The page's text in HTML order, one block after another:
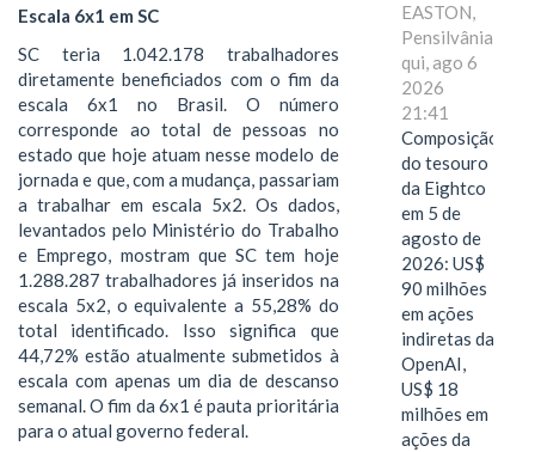
Escala 6x1 em SC
SC teria 1.042.178 trabalhadores
diretamente beneficiados com o fim da
escala 6x1 no Brasil. O número
corresponde ao total de pessoas no
estado que hoje atuam nesse modelo de
jornada e que, com a mudança, passariam
a trabalhar em escala 5x2. Os dados,
levantados pelo Ministério do Trabalho
e Emprego, mostram que SC tem hoje
1.288.287 trabalhadores já inseridos na
escala 5x2, o equivalente a 55,28% do
total identificado. Isso significa que
44,72% estão atualmente submetidos à
escala com apenas um dia de descanso
semanal. O fim da 6x1 é pauta prioritária
para o atual governo federal.
EASTON,
Pensilvânia,
qui, ago 6
2026
21:41
Composição
do tesouro
da Eightco
em 5 de
agosto de
2026: US$
90 milhões
em ações
indiretas da
OpenAI,
US$ 18
milhões em
ações da